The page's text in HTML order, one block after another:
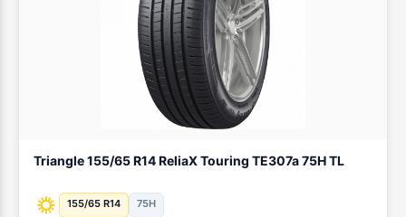
Triangle 155/65 R14 ReliaX Touring TE307a 75H TL
155/65 R14 75H